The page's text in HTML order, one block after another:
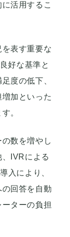
活用するこ
表す重要な
好な基準と
度の低下、
加といった
。
数を増やし
IVRによる
入により、
回答を自動
ターの負担